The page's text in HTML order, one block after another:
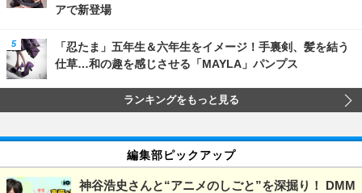
アで新登場
「忍たま」五年生＆六年生をイメージ！手裏剣、髪を結う
仕草…和の趣を感じさせる「MAYLA」パンプス
ランキングをもっと見る
編集部ピックアップ
神谷浩史さんと“アニメのしごと”を深掘り！ DMM